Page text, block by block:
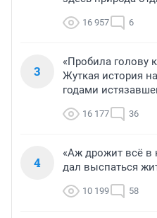
16 957 6
3
«Пробила голову
Жуткая история
годами
16 177 36
4
«Аж дрожит всё в
дал выспаться
10 199 58